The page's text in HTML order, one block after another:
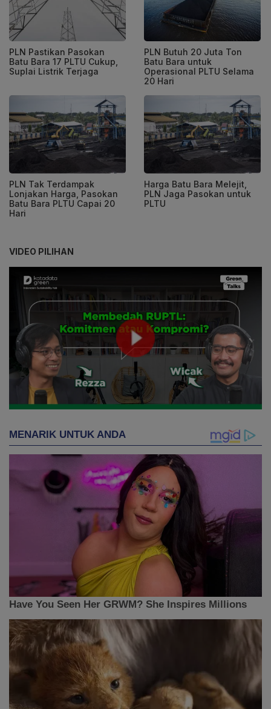
PLN Pastikan Pasokan
Batu Bara 17 PLTU Cukup,
Suplai Listrik Terjaga
PLN Butuh 20 Juta Ton
Batu Bara untuk
Operasional PLTU Selama
20 Hari
PLN Tak Terdampak
Lonjakan Harga, Pasokan
Batu Bara PLTU Capai 20
Hari
Harga Batu Bara Melejit,
PLN Jaga Pasokan untuk
PLTU
VIDEO PILIHAN